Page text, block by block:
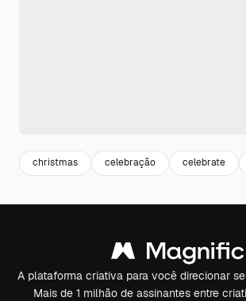
christmas celebração celebrate
A plataforma criativa para você direcionar
Mais de 1 milhão de assinantes entre